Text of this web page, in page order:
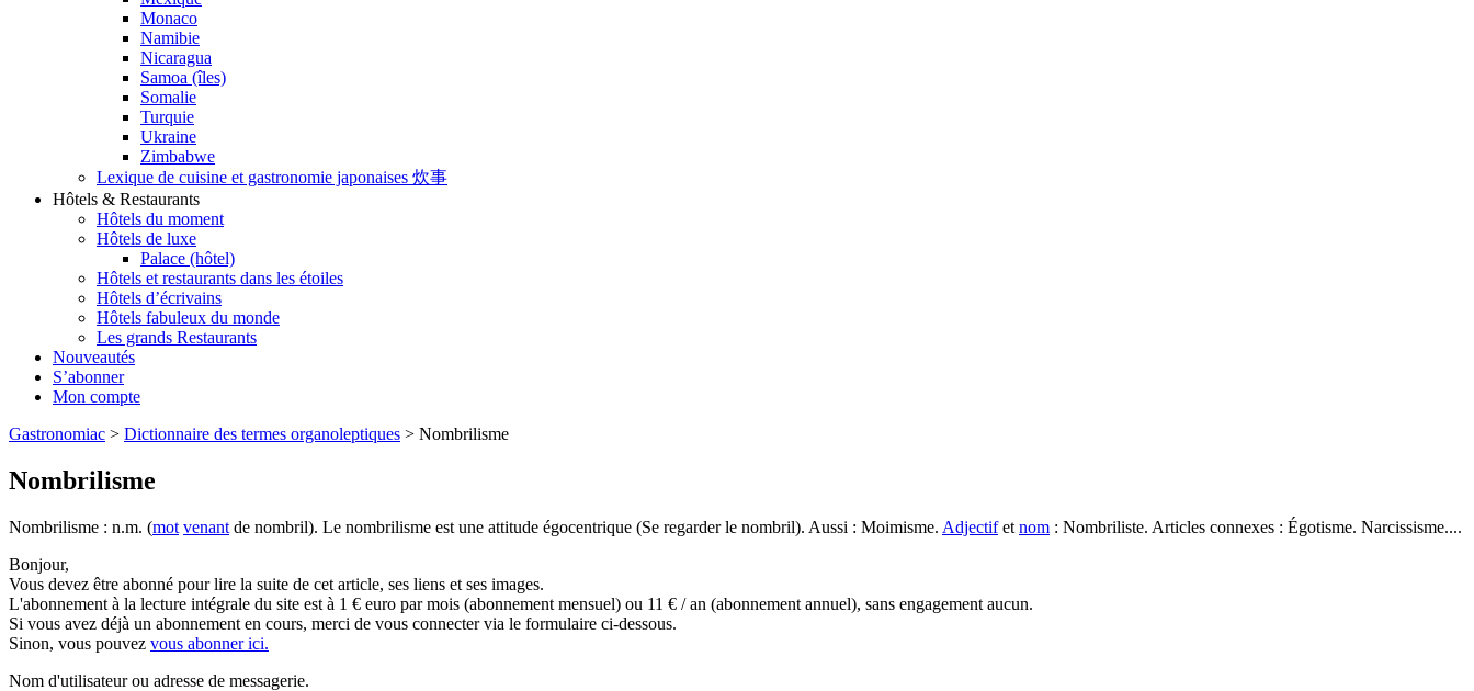
Monaco
Namibie
Nicaragua
Samoa (îles)
Somalie
Turquie
Ukraine
Zimbabwe
Lexique de cuisine et gastronomie japonaises 炊事
Hôtels & Restaurants
Hôtels du moment
Hôtels de luxe
Palace (hôtel)
Hôtels et restaurants dans les étoiles
Hôtels d’écrivains
Hôtels fabuleux du monde
Les grands Restaurants
Nouveautés
S’abonner
Mon compte
Gastronomiac > Dictionnaire des termes organoleptiques > Nombrilisme
Nombrilisme
Nombrilisme : n.m. (mot venant de nombril). Le nombrilisme est une attitude égocentrique (Se regarder le nombril). Aussi : Moimisme. Adjectifet nom : Nombriliste. Articles connexes : Égotisme. Narcissisme....
Bonjour,
Vous devez être abonné pour lire la suite de cet article, ses liens et ses images.
L'abonnement à la lecture intégrale du site est à 1 € euro par mois (abonnement mensuel) ou 11 € / an (abonnement annuel), sans engagement aucun.
Si vous avez déjà un abonnement en cours, merci de vous connecter via le formulaire ci-dessous.
Sinon, vous pouvez vous abonner ici.
Nom d'utilisateur ou adresse de messagerie.